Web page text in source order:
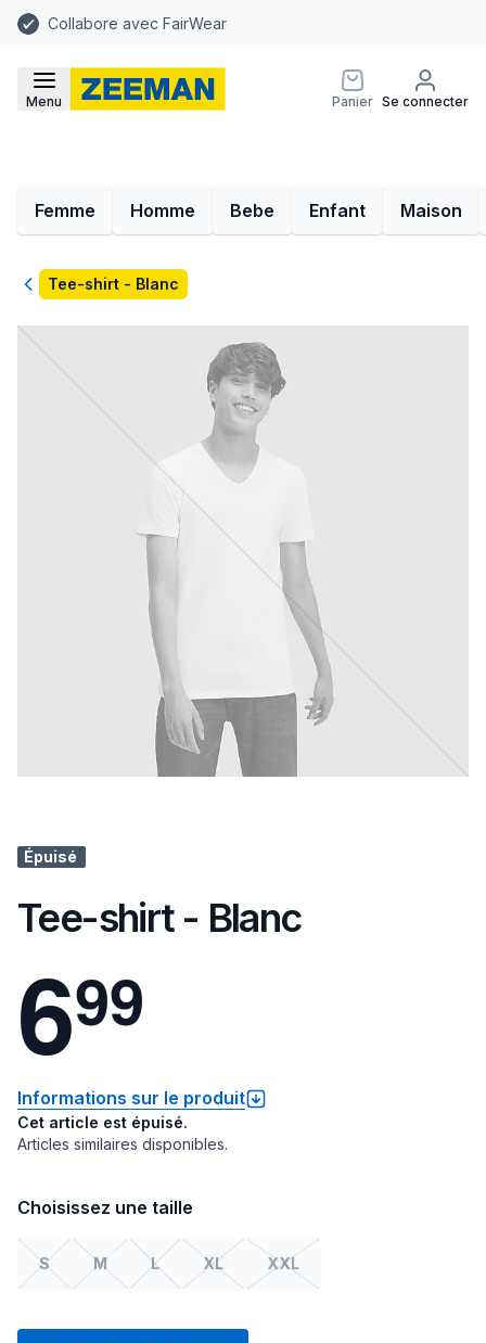
Collabore avec FairWear
Menu Panier Se connecter
Femme Homme Bebe Enfant Maison
RetourTee-shirt - Blanc
Épuisé
Tee-shirt - Blanc
699
Informations sur le produit
Cet article est épuisé.
Articles similaires disponibles.
Choisissez une taille
S M L XL XXL